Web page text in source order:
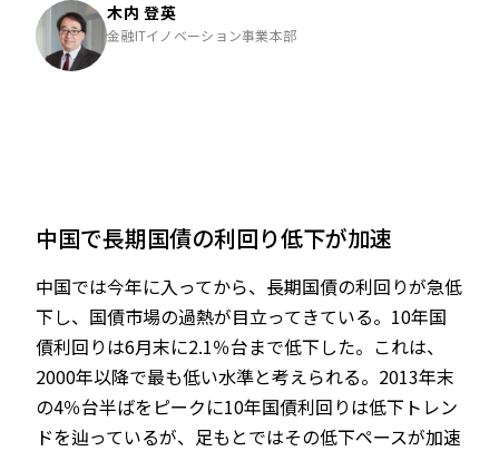
JP EN
木内 登英
金融ITイノベーション事業本部
中国で長期国債の利回り低下が加速
中国では今年に入ってから、長期国債の利回りが急低
下し、国債市場の過熱が目立ってきている。10年国
債利回りは6月末に2.1％台まで低下した。これは、
2000年以降で最も低い水準と考えられる。2013年末
の4％台半ばをピークに10年国債利回りは低下トレン
ドを辿っているが、足もとではその低下ペースが加速